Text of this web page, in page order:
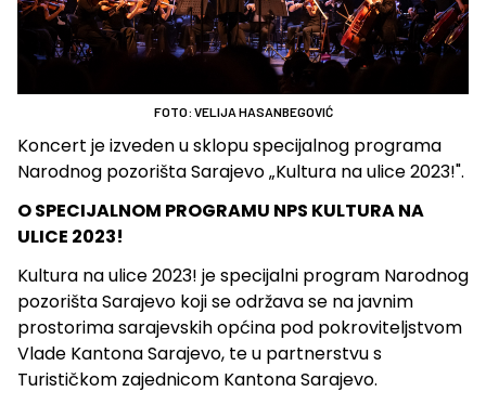
FOTO: VELIJA HASANBEGOVIĆ
Koncert je izveden u sklopu specijalnog programa
Narodnog pozorišta Sarajevo „Kultura na ulice 2023!".
O SPECIJALNOM PROGRAMU NPS KULTURA NA
ULICE 2023!
Kultura na ulice 2023! je specijalni program Narodnog
pozorišta Sarajevo koji se održava se na javnim
prostorima sarajevskih općina pod pokroviteljstvom
Vlade Kantona Sarajevo, te u partnerstvu s
Turističkom zajednicom Kantona Sarajevo.